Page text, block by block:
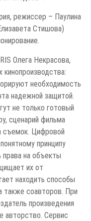
режиссер – Паулина
Стишова)
Олега Некрасова,
кинопроизводства:
необходимость
надежной защитой.
не только готовый
сценарий фильма
Цифровой
принципу
права на объекты
их от
находить способы
также соавторов. При
произведения
авторство. Сервис